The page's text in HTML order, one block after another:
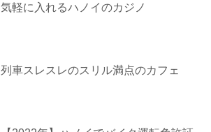
気軽に入れるハノイのカジノ
列車スレスレのスリル満点のカフェ